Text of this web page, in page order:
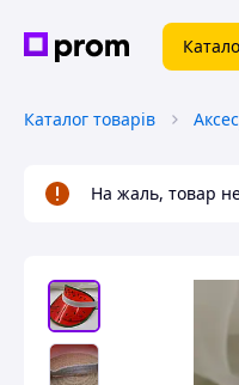
Каталог товарів
На жаль, товар